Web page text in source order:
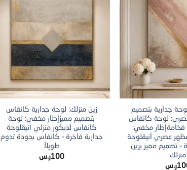
+
جدارية بتصميم
لوحة كانفاس
مخفي:
عصري أنيقلوحة
– تصميم مميز يزين
منزلك
ر.س
+
زين منزلك: لوحة جدارية كانفاس
بتصميم مميزإطار مخفي: لوحة
كانفاس لديكور منزلي أنيقلوحة
جدارية فاخرة – كانفاس بجودة تدوم
طويلاً
100ر.س